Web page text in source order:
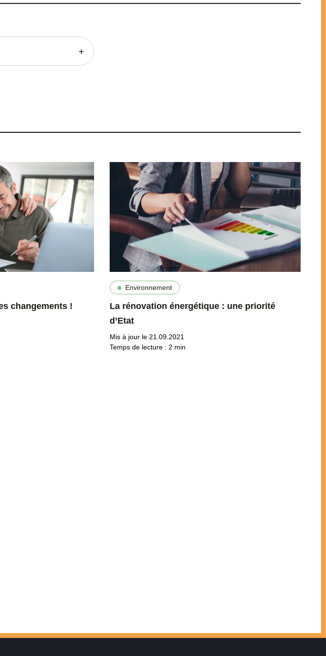
changements !
Environnement
La rénovation énergétique : une priorité
d’Etat
Mis à jour le 21.09.2021
Temps de lecture : 2 min